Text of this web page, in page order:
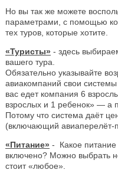
Но вы так же можете
параметрами, с помощью
тех туров, которые хотите.
«Туристы» - здесь
вашего тура.
Обязательно указывайте
авиакомпаний свои
вас едет компания 6
взрослых и 1 ребенок» — а
Потому что система даёт
(включающий авиаперелёт-
«Питание» - Какое питание
включено? Можно выбрать
стоит «любое».